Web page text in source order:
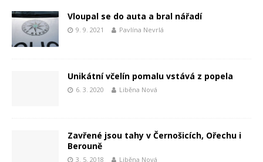
Vloupal se do auta a bral nářadí
9. 9. 2021 Pavlína Nevrlá
Unikátní včelín pomalu vstává z popela
6. 3. 2020 Liběna Nová
Zavřené jsou tahy v Černošicích, Ořechu i
Berouně
3. 5. 2018 Liběna Nová